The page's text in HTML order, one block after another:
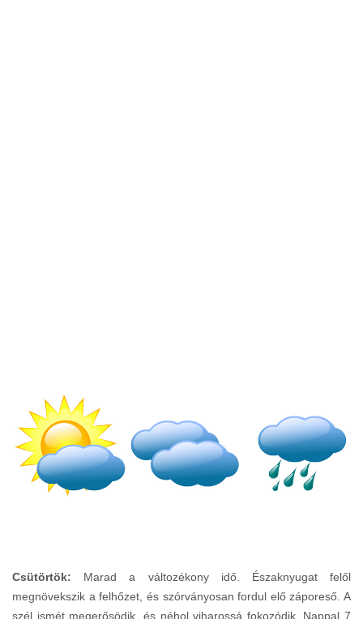
Csütörtök: Marad a változékony idő. Északnyugat felől
megnövekszik a felhőzet, és szórványosan fordul elő záporeső. A
szél ismét megerősödik, és néhol viharossá fokozódik. Nappal 7